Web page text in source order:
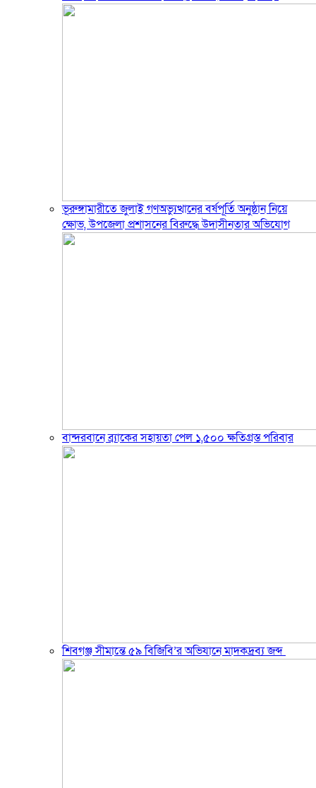
ভূরুঙ্গামারীতে জুলাই গণঅভ্যুত্থানের বর্ষপূর্তি অনুষ্ঠান নিয়ে
ক্ষোভ, উপজেলা প্রশাসনের বিরুদ্ধে উদাসীনতার অভিযোগ
বান্দরবানে ব্র্যাকের সহায়তা পেল ১,৫০০ ক্ষতিগ্রস্ত পরিবার
শিবগঞ্জ সীমান্তে ৫৯ বিজিবি’র অভিযানে মাদকদ্রব্য জব্দ ​